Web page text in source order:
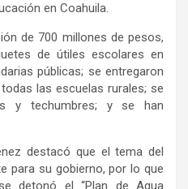
en Coahuila.
de 700 millones de pesos,
de útiles escolares en
públicas; se entregaron
las escuelas rurales; se
y techumbres; y se han
destacó que el tema del
para su gobierno, por lo que